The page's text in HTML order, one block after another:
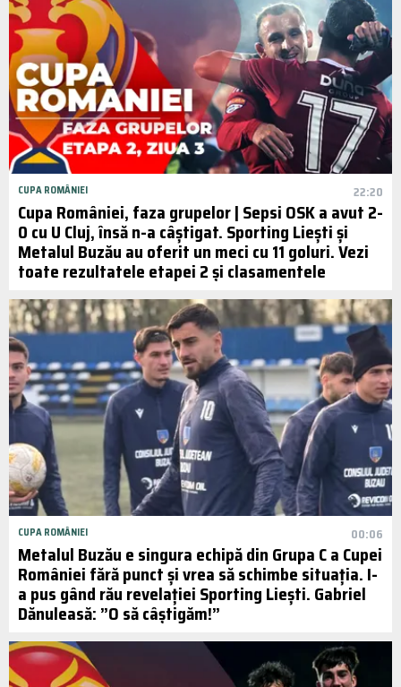
CUPA ROMÂNIEI 22:20
Cupa României, faza grupelor | Sepsi OSK a avut 2-
0 cu U Cluj, însă n-a câștigat. Sporting Liești și
Metalul Buzău au oferit un meci cu 11 goluri. Vezi
toate rezultatele etapei 2 și clasamentele
CUPA ROMÂNIEI 00:06
Metalul Buzău e singura echipă din Grupa C a Cupei
României fără punct și vrea să schimbe situația. I-
a pus gând rău revelației Sporting Liești. Gabriel
Dănuleasă: ”O să câștigăm!”